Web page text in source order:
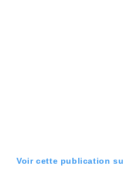
Voir cette publication